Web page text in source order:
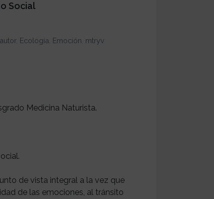
Social
, Ecología Emoción mtryv
Medicina Naturista.
de vista integral a la vez que
de las emociones, al tránsito